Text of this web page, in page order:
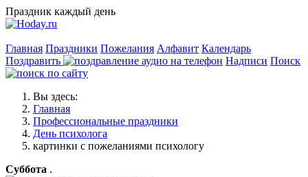
Праздник каждый день
Главная Праздники Пожелания Алфавит Календарь
Поздравить
Надписи Поиск
Вы здесь:
Главная
Профессиональные праздники
День психолога
картинки с пожеланиями психологу
Суббота .